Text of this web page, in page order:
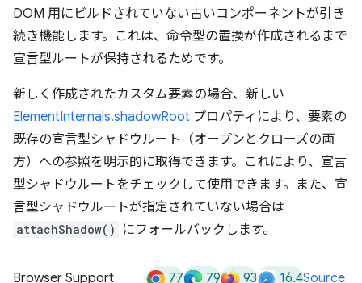
DOM 用にビルドされていない古いコンポーネントが引き
続き機能します。これは、命令型の置換が作成されるまで
宣言型ルートが保持されるためです。
新しく作成されたカスタム要素の場合、新しい
ElementInternals.shadowRoot プロパティにより、要素の
既存の宣言型シャドウルート（オープンとクローズの両
方）への参照を明示的に取得できます。これにより、宣言
型シャドウルートをチェックして使用できます。また、宣
言型シャドウルートが指定されていない場合は
attachShadow() にフォールバックします。
Browser Support 77 79 93 16.4Source